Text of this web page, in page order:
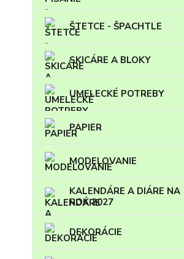
ŠTETCE - ŠPACHTLE
SKICÁRE A BLOKY
UMELECKÉ POTREBY
PAPIER
MODELOVANIE
KALENDÁRE A DIÁRE NA
ROK 2027
DEKORÁCIE